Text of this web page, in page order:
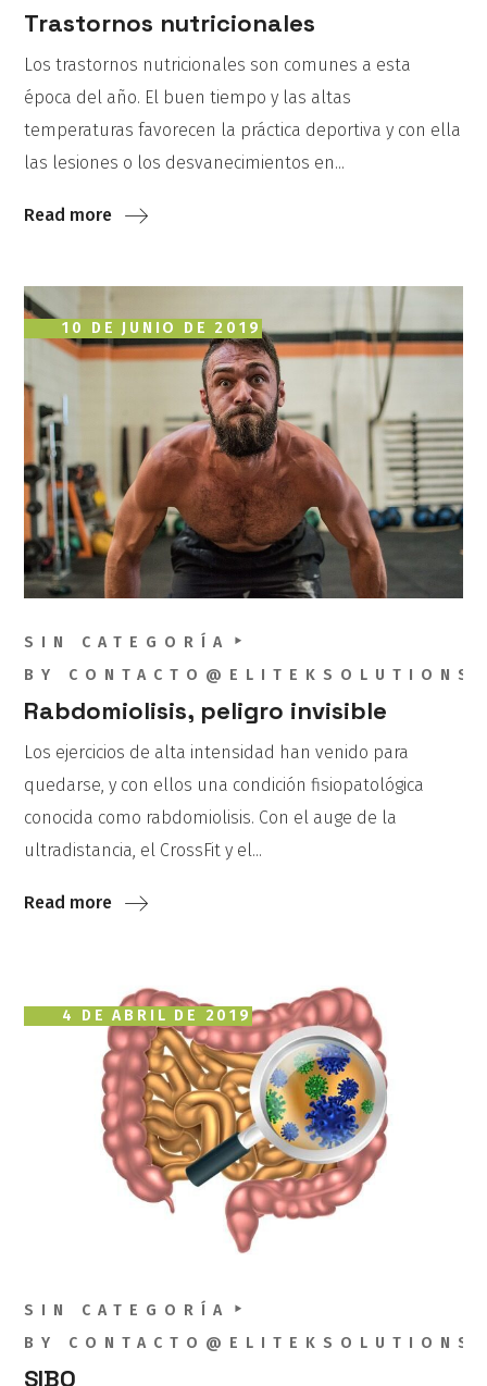
Trastornos nutricionales
Los trastornos nutricionales son comunes a esta
época del año. El buen tiempo y las altas
temperaturas favorecen la práctica deportiva y con ella
las lesiones o los desvanecimientos en...
Read more
10 DE JUNIO DE 2019
SIN CATEGORÍA
BY
Rabdomiolisis, peligro invisible
Los ejercicios de alta intensidad han venido para
quedarse, y con ellos una condición fisiopatológica
conocida como rabdomiolisis. Con el auge de la
ultradistancia, el CrossFit y el...
Read more
4 DE ABRIL DE 2019
SIN CATEGORÍA
BY
SIBO